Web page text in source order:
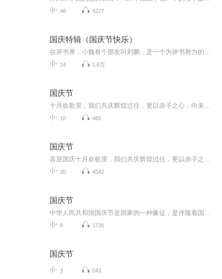
46 4227
国庆特辑（国庆节快乐）
14 1.6万
国庆节
10 465
国庆节
20 4542
国庆节
8 1726
国庆节
3 543